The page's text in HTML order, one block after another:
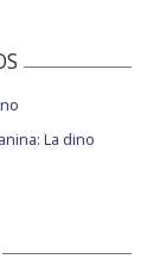
La dino